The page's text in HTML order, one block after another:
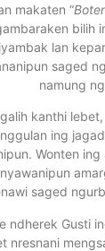
makaten “
lan
saged
namung
kanthi
ing
Wonten
saged
ndherek Gusti